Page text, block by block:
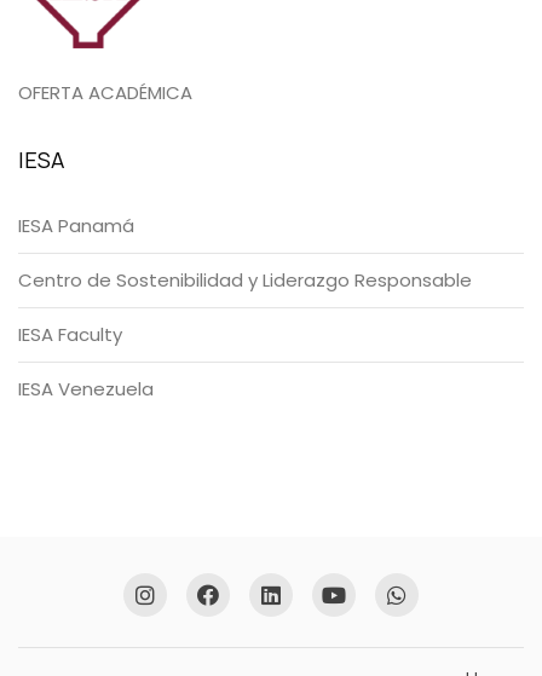
OFERTA ACADÉMICA
IESA
IESA Panamá
Centro de Sostenibilidad y Liderazgo Responsable
IESA Faculty
IESA Venezuela